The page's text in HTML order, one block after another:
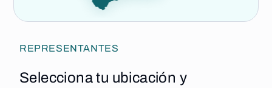
REPRESENTANTES
Selecciona tu ubicación y